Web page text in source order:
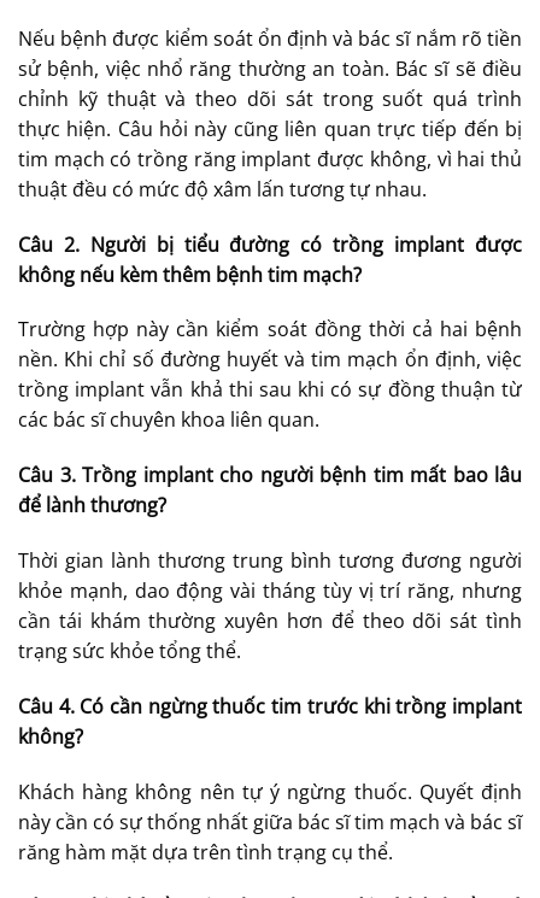
Nếu bệnh được kiểm soát ổn định và bác sĩ nắm rõ tiền
sử bệnh, việc nhổ răng thường an toàn. Bác sĩ sẽ điều
chỉnh kỹ thuật và theo dõi sát trong suốt quá trình
thực hiện. Câu hỏi này cũng liên quan trực tiếp đến bị
tim mạch có trồng răng implant được không, vì hai thủ
thuật đều có mức độ xâm lấn tương tự nhau.
Câu 2. Người bị tiểu đường có trồng implant được
không nếu kèm thêm bệnh tim mạch?
Trường hợp này cần kiểm soát đồng thời cả hai bệnh
nền. Khi chỉ số đường huyết và tim mạch ổn định, việc
trồng implant vẫn khả thi sau khi có sự đồng thuận từ
các bác sĩ chuyên khoa liên quan.
Câu 3. Trồng implant cho người bệnh tim mất bao lâu
để lành thương?
Thời gian lành thương trung bình tương đương người
khỏe mạnh, dao động vài tháng tùy vị trí răng, nhưng
cần tái khám thường xuyên hơn để theo dõi sát tình
trạng sức khỏe tổng thể.
Câu 4. Có cần ngừng thuốc tim trước khi trồng implant
không?
Khách hàng không nên tự ý ngừng thuốc. Quyết định
này cần có sự thống nhất giữa bác sĩ tim mạch và bác sĩ
răng hàm mặt dựa trên tình trạng cụ thể.